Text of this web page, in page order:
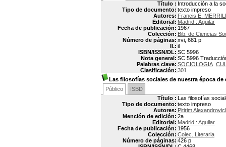
Título : Introducción a la
Tipo de documento: texto impreso
Autores: Francis E.
Editorial: Madrid : Aguilar
Fecha de publicación: 1967
Colección: Bib. de Ciencias
Número de páginas: xvi, 681 p
Il.: il
ISBN/ISSN/DL: SC 5996
Nota general: SC 5996
Palabras clave: SOCIOLOGIA
Clasificación: 301
Las filosofías sociales de nuestra época de
Público
ISBD
Título : Las filosofías
Tipo de documento: texto impreso
Autores: Pitirim
Mención de edición: 2a
Editorial: Madrid : Aguilar
Fecha de publicación: 1956
Colección: Colec. Literaria
Número de páginas: 426 p